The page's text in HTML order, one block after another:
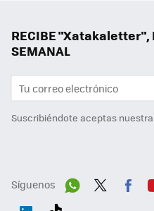
RECIBE "Xatakaletter",
SEMANAL
Suscribiéndote aceptas nuestra
Síguenos